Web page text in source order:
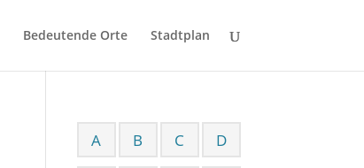
Bedeutende Orte Stadtplan
A B C D